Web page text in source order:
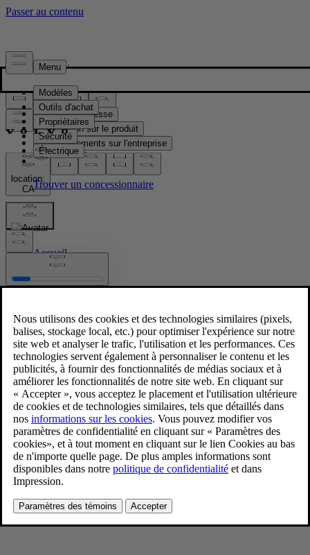
Presse & Médias
Matériel de presse
Information sur le produit
Renseignements sur l'entreprise
Contacts médias
location:
CA
Images
Accueil
New Volvo XC90 T8 - dynamic
11/26/2024
Favoris
Partager
Télécharger
Bright Dusk metallic
Pour consulter toute l’information sur les droits d’auteur, cliquez ici